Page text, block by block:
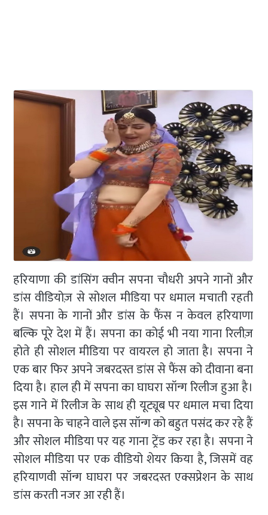
हरियाणा की डांसिंग क्वीन सपना चौधरी अपने गानों और
डांस वीडियोज़ से सोशल मीडिया पर धमाल मचाती रहती
हैं। सपना के गानों और डांस के फैंस न केवल हरियाणा
बल्कि पूरे देश में हैं। सपना का कोई भी नया गाना रिलीज़
होते ही सोशल मीडिया पर वायरल हो जाता है। सपना ने
एक बार फिर अपने जबरदस्त डांस से फैंस को दीवाना बना
दिया है। हाल ही में सपना का घाघरा सॉन्ग रिलीज हुआ है।
इस गाने में रिलीज के साथ ही यूट्यूब पर धमाल मचा दिया
है। सपना के चाहने वाले इस सॉन्ग को बहुत पसंद कर रहे हैं
और सोशल मीडिया पर यह गाना ट्रेंड कर रहा है। सपना ने
सोशल मीडिया पर एक वीडियो शेयर किया है, जिसमें वह
हरियाणवी सॉन्ग घाघरा पर जबरदस्त एक्सप्रेशन के साथ
डांस करती नजर आ रही हैं।